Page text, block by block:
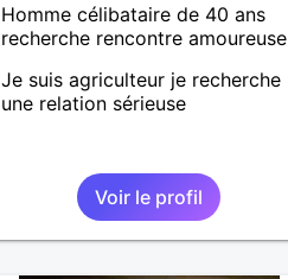
Homme célibataire de 40 ans
recherche rencontre amoureuse
Je suis agriculteur je recherche
une relation sérieuse
Voir le profil